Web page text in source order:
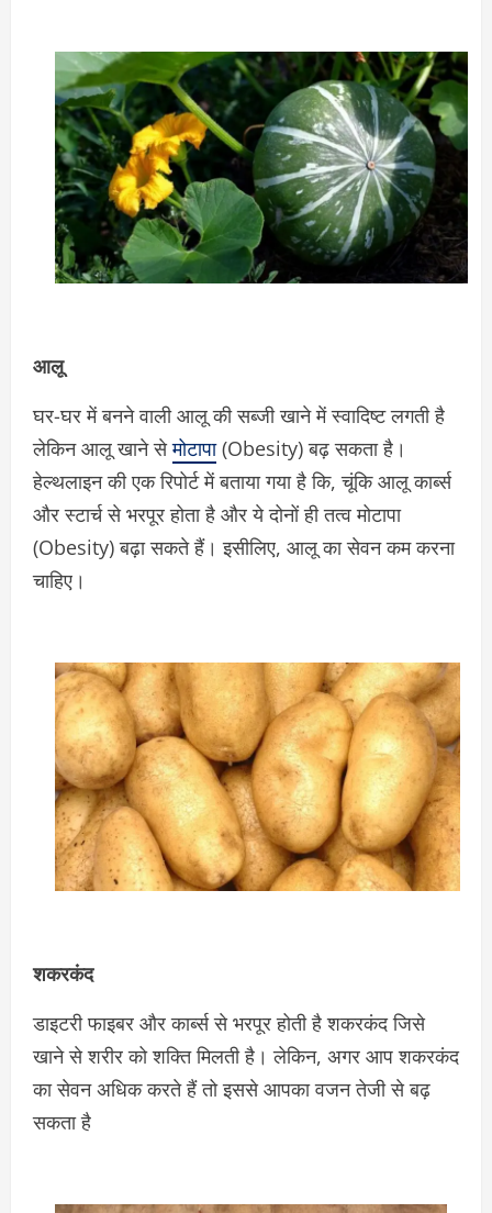
आलू
घर-घर में बनने वाली आलू की सब्जी खाने में स्वादिष्ट लगती है
लेकिन आलू खाने सेमोटापा(Obesity) बढ़ सकता है।
हेल्थलाइन की एक रिपोर्ट में बताया गया है कि, चूंकि आलू कार्ब्स
और स्टार्च से भरपूर होता है और ये दोनों ही तत्व मोटापा
(Obesity) बढ़ा सकते हैं। इसीलिए, आलू का सेवन कम करना
चाहिए।
शकरकंद
डाइटरी फाइबर और कार्ब्स से भरपूर होती है शकरकंद जिसे
खाने से शरीर को शक्ति मिलती है। लेकिन, अगर आप शकरकंद
का सेवन अधिक करते हैं तो इससे आपका वजन तेजी से बढ़
सकता है